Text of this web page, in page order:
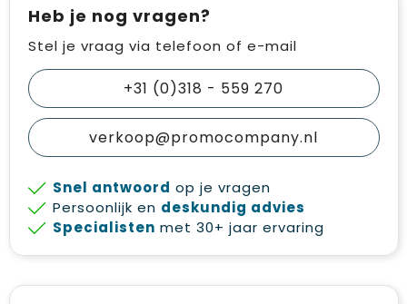
Heb je nog vragen?
Stel je vraag via telefoon of e-mail
+31 (0)318 - 559 270
verkoop@promocompany.nl
Snel antwoord op je vragen
Persoonlijk en deskundig advies
Specialisten met 30+ jaar ervaring